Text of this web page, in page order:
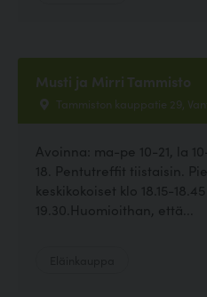
Musti ja Mirri Tammisto
Tammiston kauppatie 29,
Avoinna: ma-pe 10-21, la
18. Pentutreffit tiistaisin.
keskikokoiset klo 18.15-
19.30.Huomioithan, että...